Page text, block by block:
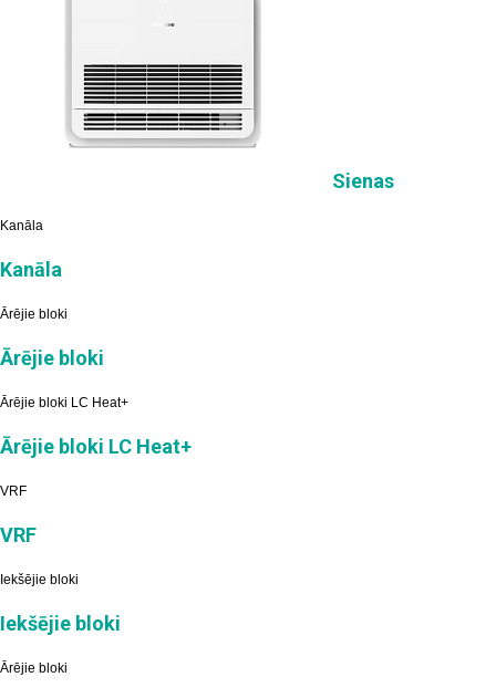
Sienas
Kanāla
Kanāla
Ārējie bloki
Ārējie bloki
Ārējie bloki LC Heat+
Ārējie bloki LC Heat+
VRF
VRF
Iekšējie bloki
Iekšējie bloki
Ārējie bloki